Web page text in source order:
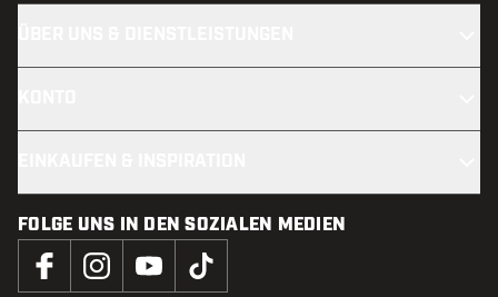
FOLGE UNS IN DEN SOZIALEN MEDIEN